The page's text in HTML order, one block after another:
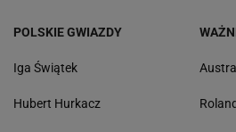
POLSKIE GWIAZDY
Iga Świątek
Hubert Hurkacz